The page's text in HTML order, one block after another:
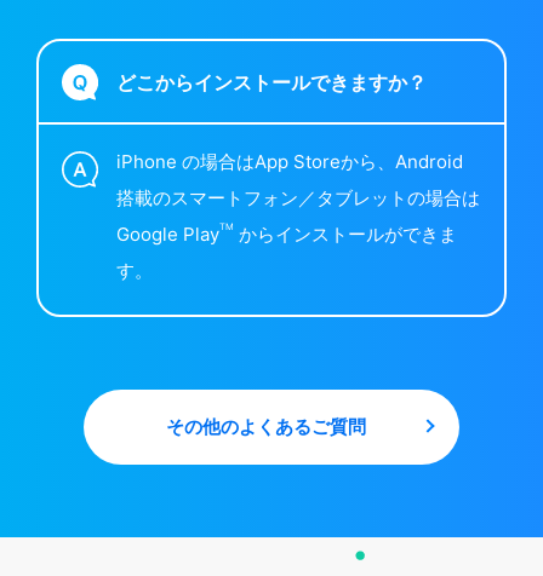
どこからインストールできますか？
iPhone の場合はApp Storeから、Android
搭載のスマートフォン／タブレットの場合は
Google PlayTM からインストールができま
す。
その他のよくあるご質問